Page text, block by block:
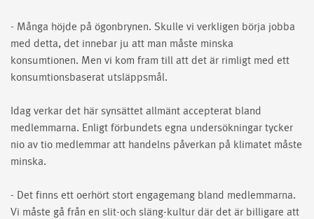
- Många höjde på ögonbrynen. Skulle vi verkligen börja jobba
med detta, det innebar ju att man måste minska
konsumtionen. Men vi kom fram till att det är rimligt med ett
konsumtionsbaserat utsläppsmål.
Idag verkar det här synsättet allmänt accepterat bland
medlemmarna. Enligt förbundets egna undersökningar tycker
nio av tio medlemmar att handelns påverkan på klimatet måste
minska.
- Det finns ett oerhört stort engagemang bland medlemmarna.
Vi måste gå från en slit-och släng-kultur där det är billigare att